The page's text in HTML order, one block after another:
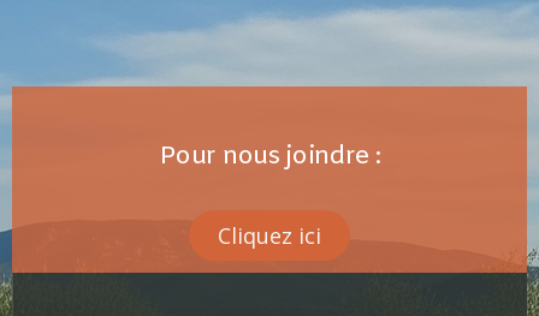
Pour nous joindre :
Cliquez ici